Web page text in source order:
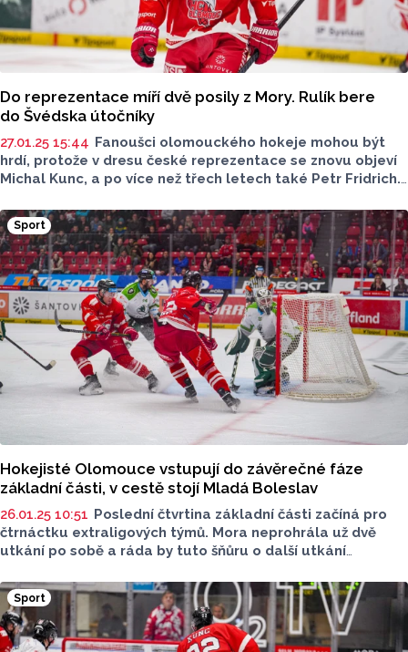
Do reprezentace míří dvě posily z Mory. Rulík bere
do Švédska útočníky
27.01.25 15:44 Fanoušci olomouckého hokeje mohou být
hrdí, protože v dresu české reprezentace se znovu objeví
Michal Kunc, a po více než třech letech také Petr Fridrich.
se Beijer Hockey Games a dva útočníci Mory jsou mezi
nominovanými.
Sport
Hokejisté Olomouce vstupují do závěrečné fáze
základní části, v cestě stojí Mladá Boleslav
26.01.25 10:51 Poslední čtvrtina základní části začíná pro
čtrnáctku extraligových týmů. Mora neprohrála už dvě
utkání po sobě a ráda by tuto šňůru o další utkání
ztratila postavení v nejlepší čtyřce Tipsport extraligy.
Hanáci budou naopak usilovat o to víc se vzdálit spodku
tabulky, pomoci má k tomu domácí prostředí. Zápas
na Zimním stadionu v Olomouci začne v 17 hodin.
Sport